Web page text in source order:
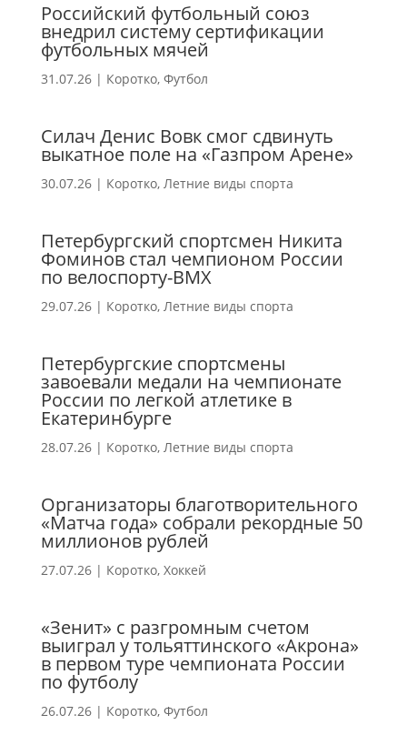
Российский футбольный союз
внедрил систему сертификации
футбольных мячей
31.07.26| Коротко, Футбол
Силач Денис Вовк смог сдвинуть
выкатное поле на «Газпром Арене»
30.07.26| Коротко, Летние виды спорта
Петербургский спортсмен Никита
Фоминов стал чемпионом России
по велоспорту-ВМХ
29.07.26| Коротко, Летние виды спорта
Петербургские спортсмены
завоевали медали на чемпионате
России по легкой атлетике в
Екатеринбурге
28.07.26| Коротко, Летние виды спорта
Организаторы благотворительного
«Матча года» собрали рекордные 50
миллионов рублей
27.07.26| Коротко, Хоккей
«Зенит» с разгромным счетом
выиграл у тольяттинского «Акрона»
в первом туре чемпионата России
по футболу
26.07.26| Коротко, Футбол